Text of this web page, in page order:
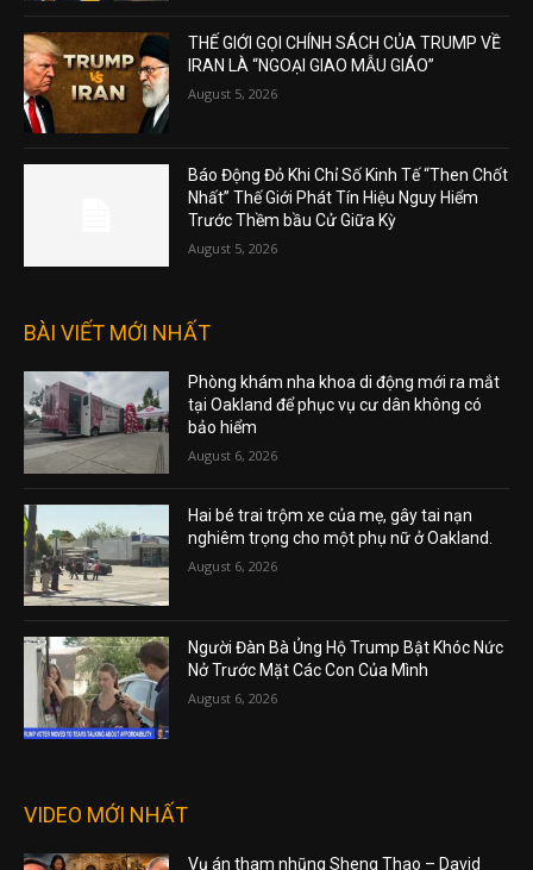
THẾ GIỚI GỌI CHÍNH SÁCH CỦA TRUMP VỀ
IRAN LÀ “NGOẠI GIAO MẪU GIÁO”
August 5, 2026
Báo Động Đỏ Khi Chỉ Số Kinh Tế “Then Chốt
Nhất” Thế Giới Phát Tín Hiệu Nguy Hiểm
Trước Thềm bầu Cử Giữa Kỳ
August 5, 2026
BÀI VIẾT MỚI NHẤT
Phòng khám nha khoa di động mới ra mắt
tại Oakland để phục vụ cư dân không có
bảo hiểm
August 6, 2026
Hai bé trai trộm xe của mẹ, gây tai nạn
nghiêm trọng cho một phụ nữ ở Oakland.
August 6, 2026
Người Đàn Bà Ủng Hộ Trump Bật Khóc Nức
Nở Trước Mặt Các Con Của Mình
August 6, 2026
VIDEO MỚI NHẤT
Vụ án tham nhũng Sheng Thao – David